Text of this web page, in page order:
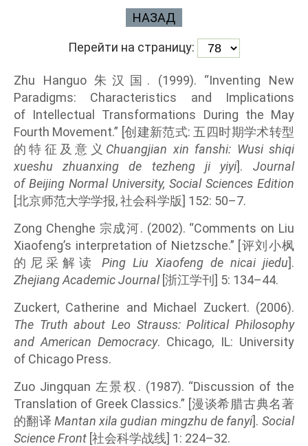
НАЗАД
Перейти на страницу:
Zhu Hanguo 朱汉国. (1999). “Inventing New
Paradigms: Characteristics and Implications
of Intellectual Transformations During the May
Fourth Movement.” [创建新范式: 五四时期学术转型
的特征及意义 Chuangjian xin fanshi: Wusi shiqi
xueshu zhuanxing de tezheng ji yiyi]. Journal
of Beijing Normal University, Social Sciences Edition
[北京师范大学学报, 社会科学版] 152: 50–7.
Zong Chenghe 宗成河. (2002). “Comments on Liu
Xiaofeng’s interpretation of Nietzsche.” [评刘小枫
的尼采解读 Ping Liu Xiaofeng de nicai jiedu].
Zhejiang Academic Journal[浙江学刊] 5: 134–44.
Zuckert, Catherine and Michael Zuckert. (2006).
The Truth about Leo Strauss: Political Philosophy
and American Democracy. Chicago, IL: University
of Chicago Press.
Zuo Jingquan 左景权. (1987). “Discussion of the
Translation of Greek Classics.” [漫谈希腊古典名著
的翻译 Mantan xila gudian mingzhu de fanyi]. Social
Science Front [社会科学战线] 1: 224–32.